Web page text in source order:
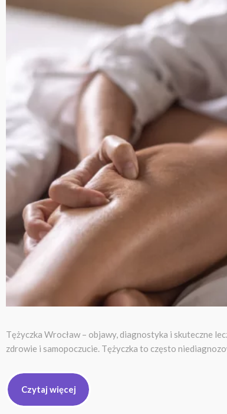
Tężyczka Wrocław – objawy, diagnostyka i skuteczne
zdrowie i samopoczucie. Tężyczka to często
Czytaj więcej